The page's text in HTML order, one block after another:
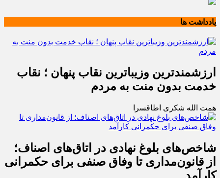
یادداشت ها
ارزشمندترین وزیباترین نقاب پنهان ؛ نقاب
خدمت بدون منت به مردم
همت الله شکری اطاقسرا
شاخص‌های بلوغ نهادی در اتاق‌های اصناف؛
از قانون‌مداری تا وفاق صنفی برای حکمرانی